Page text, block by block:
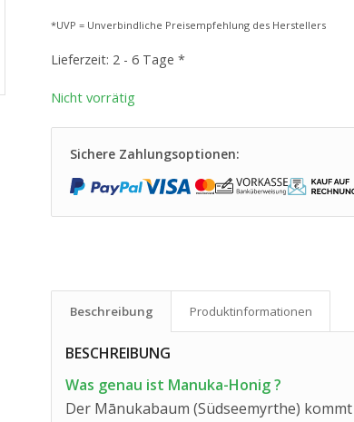
*UVP = Unverbindliche Preisempfehlung des Herstellers
Lieferzeit: 2 - 6 Tage *
Nicht vorrätig
Sichere Zahlungsoptionen:
Beschreibung Produkt­informationen
BESCHREIBUNG
Was genau ist Manuka-Honig ?
Der Mānukabaum (Südseemyrthe)